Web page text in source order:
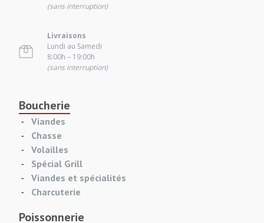
(sans interruption)
Livraisons
Lundi au Samedi
8:00h – 19:00h
(sans interruption)
Boucherie
Viandes
Chasse
Volailles
Spécial Grill
Viandes et spécialités
Charcuterie
Poissonnerie